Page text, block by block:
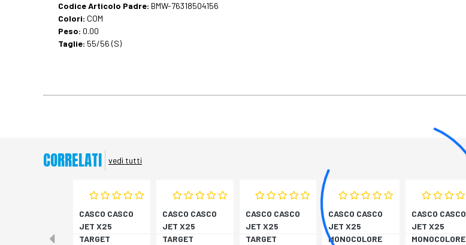
Codice Articolo Padre: BMW-76318504156
Colori: COM
Peso: 0.00
Taglie: 55/56 (S)
CORRELATI vedi tutti
CASCO CASCO
JET X25
TARGET
CASCO CASCO
JET X25
TARGET
CASCO CASCO
JET X25
TARGET
CASCO CASCO
JET X25
MONOCOLORE
CASCO CASCO
JET X25
MONOCOLORE